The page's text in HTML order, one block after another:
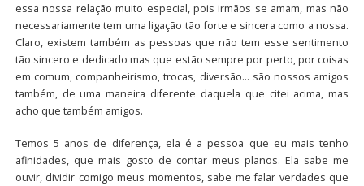
essa nossa relação muito especial, pois irmãos se amam, mas não
necessariamente tem uma ligação tão forte e sincera como a nossa.
Claro, existem também as pessoas que não tem esse sentimento
tão sincero e dedicado mas que estão sempre por perto, por coisas
em comum, companheirismo, trocas, diversão… são nossos amigos
também, de uma maneira diferente daquela que citei acima, mas
acho que também amigos.
Temos 5 anos de diferença, ela é a pessoa que eu mais tenho
afinidades, que mais gosto de contar meus planos. Ela sabe me
ouvir, dividir comigo meus momentos, sabe me falar verdades que